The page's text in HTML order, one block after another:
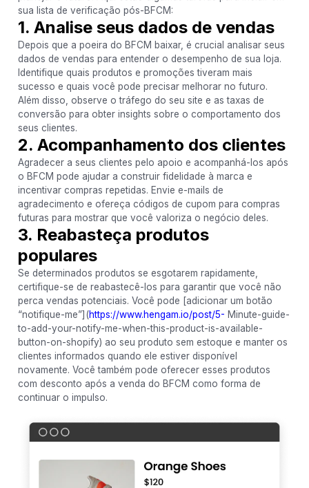
sua lista de verificação pós-BFCM:
1. Analise seus dados de vendas
Depois que a poeira do BFCM baixar, é crucial analisar seus
dados de vendas para entender o desempenho de sua loja.
Identifique quais produtos e promoções tiveram mais
sucesso e quais você pode precisar melhorar no futuro.
Além disso, observe o tráfego do seu site e as taxas de
conversão para obter insights sobre o comportamento dos
seus clientes.
2. Acompanhamento dos clientes
Agradecer a seus clientes pelo apoio e acompanhá-los após
o BFCM pode ajudar a construir fidelidade à marca e
incentivar compras repetidas. Envie e-mails de
agradecimento e ofereça códigos de cupom para compras
futuras para mostrar que você valoriza o negócio deles.
3. Reabasteça produtos
populares
Se determinados produtos se esgotarem rapidamente,
certifique-se de reabastecê-los para garantir que você não
perca vendas potenciais. Você pode [adicionar um botão
“notifique-me”](https://www.hengam.io/post/5- Minute-guide-
to-add-your-notify-me-when-this-product-is-available-
button-on-shopify) ao seu produto sem estoque e manter os
clientes informados quando ele estiver disponível
novamente. Você também pode oferecer esses produtos
com desconto após a venda do BFCM como forma de
continuar o impulso.